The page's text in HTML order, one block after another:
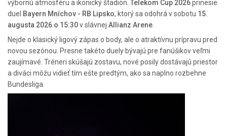
výbornú atmosféru a ikonický štadión. Telekom Cup 2026prinesie
duel Bayern Mníchov - RB Lipsko, ktorý sa odohrá v sobotu 15.
augusta 2026 o 15:30v slávnej Allianz Arene
Nejde o klasický ligový zápas o body, ale o atraktívnu prípravu pred
novou sezónou. Presne takéto duely bývajú pre fanúšikov veľmi
zaujímavé. Tréneri skúšajú zostavu, nové posily dostávajú priestor
a diváci môžu vidieť tím ešte predtým, ako sa naplno rozbehne
Bundesliga.